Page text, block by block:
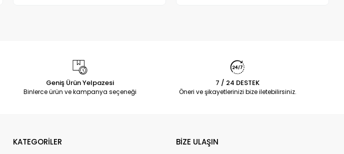
Geniş Ürün Yelpazesi
Binlerce ürün ve kampanya seçeneği
7 / 24 DESTEK
Öneri ve şikayetlerinizi bize iletebilirsiniz.
KATEGORİLER BİZE ULAŞIN